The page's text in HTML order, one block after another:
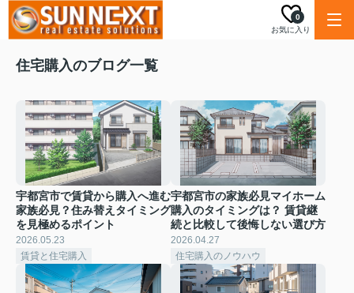
お気に入り
0
住宅購入のブログ一覧
宇都宮市で賃貸から購入へ進む
家族必見？住み替えタイミング
を見極めるポイント
2026.05.23
賃貸と住宅購入
宇都宮市の家族必見マイホーム
購入のタイミングは？ 賃貸継
続と比較して後悔しない選び方
2026.04.27
住宅購入のノウハウ